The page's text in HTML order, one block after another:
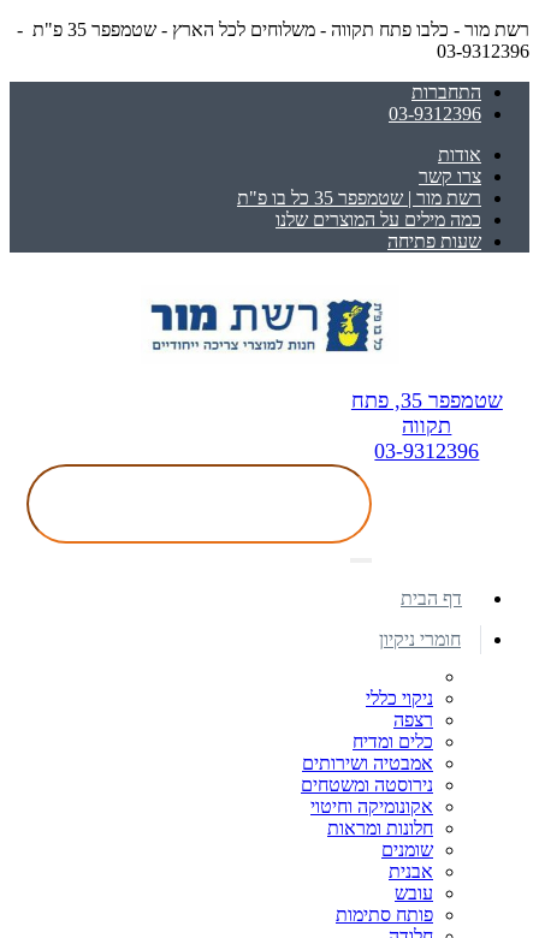
רשת מור - כלבו פתח תקווה - משלוחים לכל הארץ - שטמפפר 35 פ"ת -
03-9312396
התחברות
03-9312396
אודות
צרו קשר
רשת מור | שטמפפר 35 כל בו פ"ת
כמה מילים על המוצרים שלנו
שעות פתיחה
שטמפפר 35, פתח
תקווה
03-9312396
דף הבית
חומרי ניקיון
ניקוי כללי
רצפה
כלים ומדיח
אמבטיה ושירותים
נירוסטה ומשטחים
אקונומיקה וחיטוי
חלונות ומראות
שומנים
אבנית
עובש
פותח סתימות